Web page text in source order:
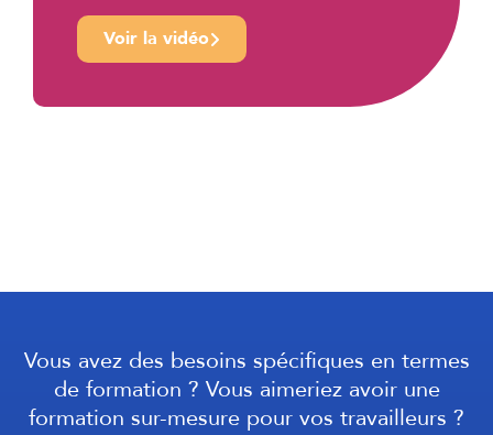
Voir la vidéo
Vous avez des besoins spécifiques en termes
de formation ? Vous aimeriez avoir une
formation sur-mesure pour vos travailleurs ?